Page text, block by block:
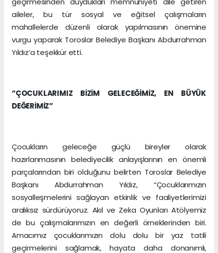
aileler, bu tür sosyal ve eğitsel çalışmaların
mahallelerde düzenli olarak yapılmasının önemine
vurgu yaparak Toroslar Belediye Başkanı Abdurrahman
Yıldız’a teşekkür etti.
“ÇOCUKLARIMIZ BİZİM GELECEĞİMİZ, EN BÜYÜK
DEĞERİMİZ”
Çocukların geleceğe güçlü bireyler olarak
hazırlanmasının belediyecilik anlayışlarının en önemli
parçalarından biri olduğunu belirten Toroslar Belediye
Başkanı Abdurrahman Yıldız, “Çocuklarımızın
sosyalleşmelerini sağlayan etkinlik ve faaliyetlerimizi
aralıksız sürdürüyoruz. Akıl ve Zeka Oyunları Atölyemiz
de bu çalışmalarımızın en değerli örneklerinden biri.
Amacımız çocuklarımızın dolu dolu bir yaz tatili
geçirmelerini sağlamak, hayata daha donanımlı,